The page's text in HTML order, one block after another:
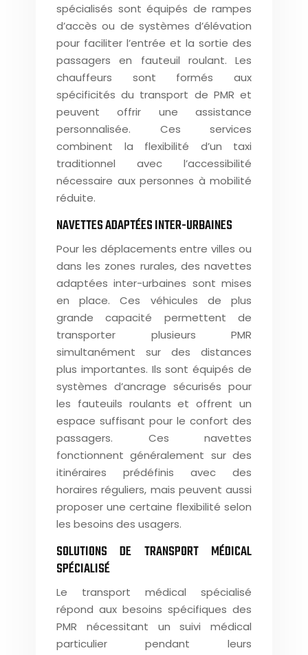
spécialisés sont équipés de rampes
d’accès ou de systèmes d’élévation
pour faciliter l’entrée et la sortie des
passagers en fauteuil roulant. Les
chauffeurs sont formés aux
spécificités du transport de PMR et
peuvent offrir une assistance
personnalisée. Ces services
combinent la flexibilité d’un taxi
traditionnel avec l’accessibilité
nécessaire aux personnes à mobilité
réduite.
NAVETTES ADAPTÉES INTER-URBAINES
Pour les déplacements entre villes ou
dans les zones rurales, des navettes
adaptées inter-urbaines sont mises
en place. Ces véhicules de plus
grande capacité permettent de
transporter plusieurs PMR
simultanément sur des distances
plus importantes. Ils sont équipés de
systèmes d’ancrage sécurisés pour
les fauteuils roulants et offrent un
espace suffisant pour le confort des
passagers. Ces navettes
fonctionnent généralement sur des
itinéraires prédéfinis avec des
horaires réguliers, mais peuvent aussi
proposer une certaine flexibilité selon
les besoins des usagers.
SOLUTIONS DE TRANSPORT MÉDICAL
SPÉCIALISÉ
Le transport médical spécialisé
répond aux besoins spécifiques des
PMR nécessitant un suivi médical
particulier pendant leurs